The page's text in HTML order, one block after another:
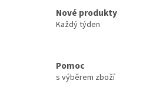
Nové produkty
Každý týden
Pomoc
s výběrem zboží